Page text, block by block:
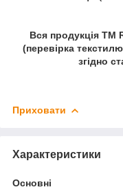
Вся продукція ТМ
(перевірка
згідно
Приховати
Характеристики
Основні